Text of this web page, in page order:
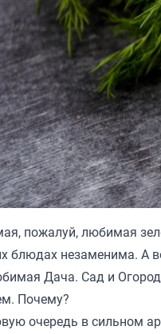
пожалуй, любимая
блюдах незаменима. А
Дача. Сад и Огород
Почему?
очередь в сильном